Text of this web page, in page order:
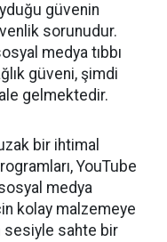
güvenin
sorunudur.
medya tıbbı
güveni, şimdi
gelmektedir.
bir ihtimal
YouTube
medya
kolay malzemeye
sesiyle sahte bir